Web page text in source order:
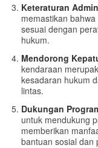
Keteraturan
memastikan
sesuai dengan
hukum.
Mendorong
kendaraan
kesadaran hukum
lintas.
Dukungan
untuk mendukung
memberikan
bantuan sosial dan